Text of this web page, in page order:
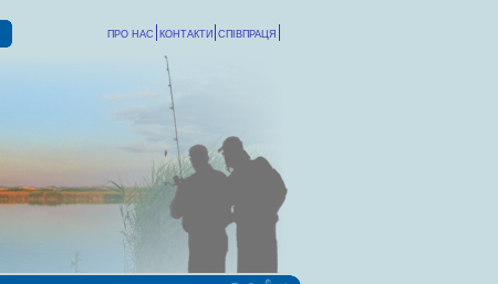
СПІВПРАЦЯ
КОНТАКТИ
ПРО НАС